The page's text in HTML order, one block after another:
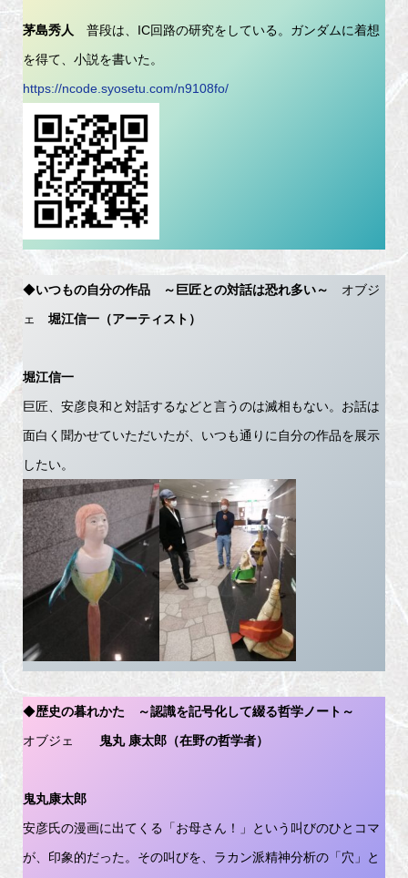
茅島秀人
普段は、IC回路の研究をしている。ガンダムに着想
を得て、小説を書いた。
https://ncode.syosetu.com/n9108fo/
◆いつもの自分の作品 ～巨匠との対話は恐れ多い～
オブジ
ェ 堀江信一（アーティスト）
堀江信一
巨匠、安彦良和と対話するなどと言うのは滅相もない。お話は
面白く聞かせていただいたが、いつも通りに自分の作品を展示
したい。
◆歴史の暮れかた ～認識を記号化して綴る哲学ノート～
オブジェ
鬼丸 康太郎（在野の哲学者）
鬼丸康太郎
安彦氏の漫画に出てくる「お母さん！」という叫びのひとコマ
が、印象的だった。その叫びを、ラカン派精神分析の「穴」と